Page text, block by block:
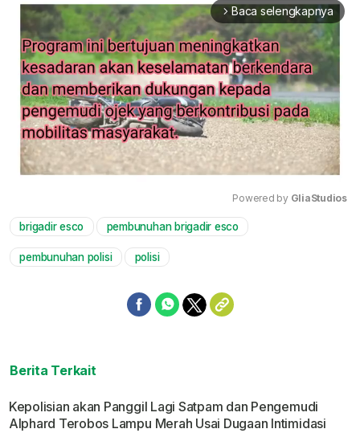
arrow_forward_ios Baca selengkapnya
Powered by GliaStudios
brigadir esco pembunuhan brigadir esco
pembunuhan polisi polisi
Berita Terkait
Kepolisian akan Panggil Lagi Satpam dan Pengemudi
Alphard Terobos Lampu Merah Usai Dugaan Intimidasi